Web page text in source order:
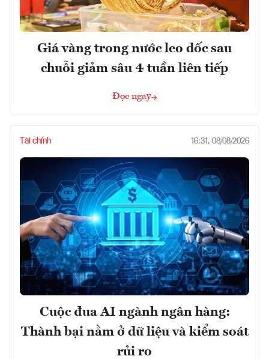
Giá vàng trong nước leo dốc sau
chuỗi giảm sâu 4 tuần liên tiếp
Đọc ngay
Tài chính 16:31, 08/08/2026
Cuộc đua AI ngành ngân hàng:
Thành bại nằm ở dữ liệu và kiểm soát
rủi ro